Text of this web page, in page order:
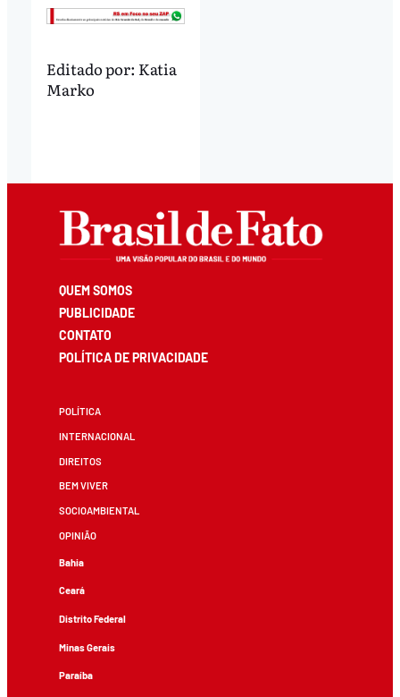
Editado por: Katia
Marko
QUEM SOMOS
PUBLICIDADE
CONTATO
POLÍTICA DE PRIVACIDADE
POLÍTICA
INTERNACIONAL
DIREITOS
BEM VIVER
SOCIOAMBIENTAL
OPINIÃO
Bahia
Ceará
Distrito Federal
Minas Gerais
Paraíba